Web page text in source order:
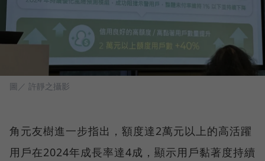
圖／ 許靜之攝影
角元友樹進一步指出，額度達2萬元以上的高活躍
用戶在2024年成長率達4成，顯示用戶黏著度持續